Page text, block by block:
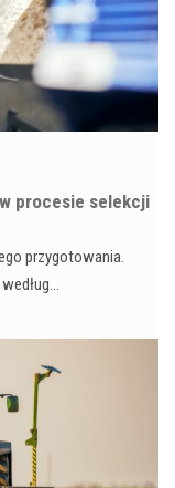
procesie selekcji
przygotowania.